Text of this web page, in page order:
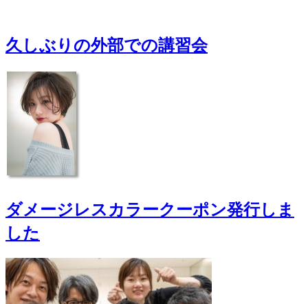
久しぶりの外部での講習会
ダメージレスカラークーポン発行しま
した